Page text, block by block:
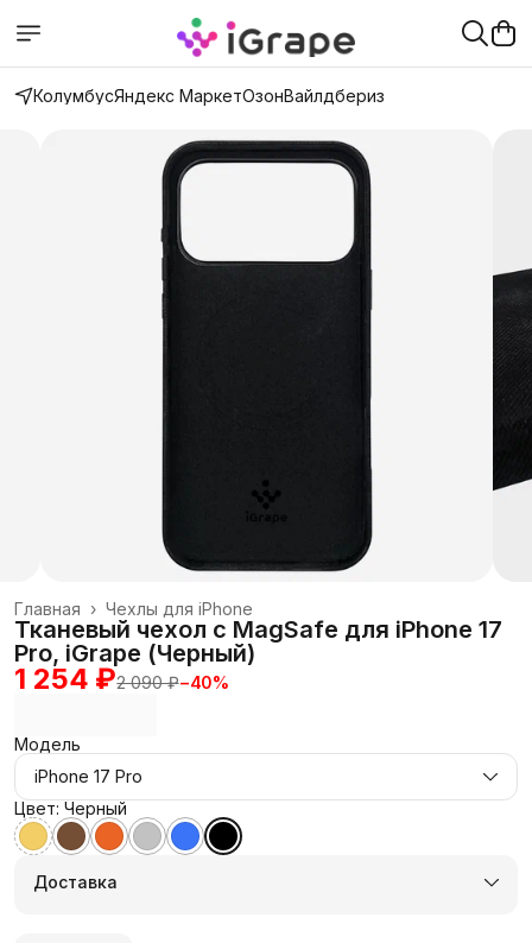
КолумбусЯндекс МаркетОзонВайлдбериз
Чехлы для iPhone
Главная ›
Тканевый чехол с MagSafe для iPhone 17
Pro, iGrape (Черный)
1 254 ₽2 090 ₽−40%
Модель
iPhone 17 Pro
Цвет: Черный
Доставка